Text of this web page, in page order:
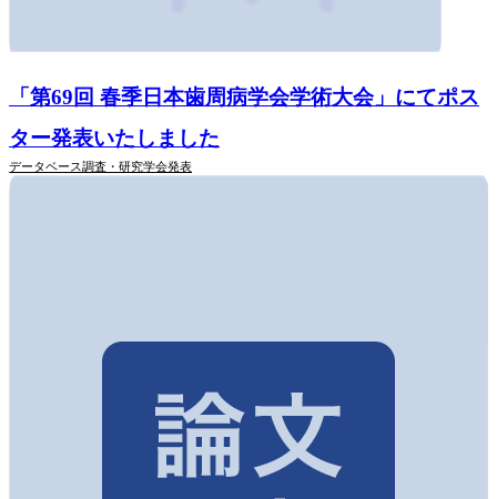
「第69回 春季日本歯周病学会学術大会」にてポス
ター発表いたしました
データベース調査・研究学会発表